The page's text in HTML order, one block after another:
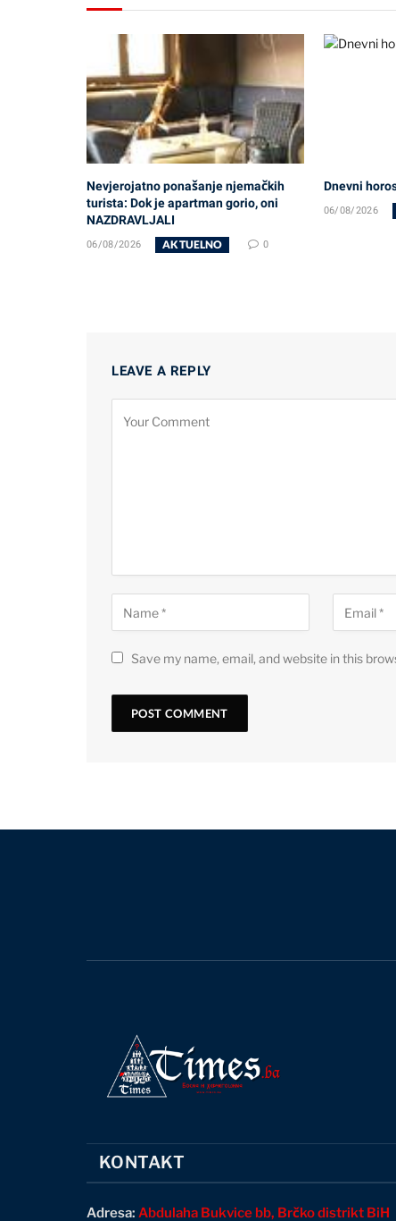
Nevjerojatno ponašanje njemačkih
turista: Dok je apartman gorio, oni
NAZDRAVLJALI
06/08/2026 AKTUELNO 0
Dnevni
06/08/2026
LEAVE A REPLY
Save my name, email, and website in this
KONTAKT
Adresa: Abdulaha Bukvice bb, Brčko distrikt BiH